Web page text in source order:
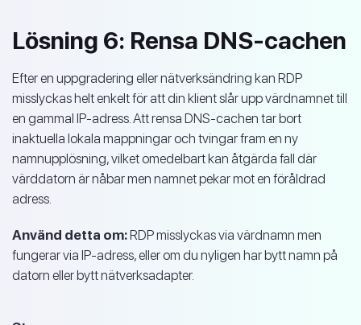
Lösning 6: Rensa DNS-cachen
Efter en uppgradering eller nätverksändring kan RDP
misslyckas helt enkelt för att din klient slår upp värdnamnet till
en gammal IP-adress. Att rensa DNS-cachen tar bort
inaktuella lokala mappningar och tvingar fram en ny
namnupplösning, vilket omedelbart kan åtgärda fall där
värddatorn är nåbar men namnet pekar mot en föråldrad
adress.
Använd detta om:RDP misslyckas via värdnamn men
fungerar via IP-adress, eller om du nyligen har bytt namn på
datorn eller bytt nätverksadapter.